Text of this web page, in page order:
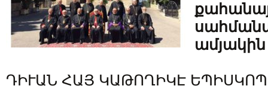
ամյակին
ԴԻՒԱՆ ՀԱՅ ԿԱԹՈՂԻԿԷ